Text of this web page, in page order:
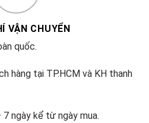
VẬN CHUYỂN
quốc.
hàng tại TP.HCM và KH thanh
ngày kể từ ngày mua.